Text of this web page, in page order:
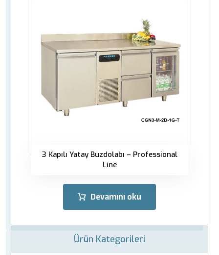
3 Kapılı Yatay Buzdolabı – Professional
Line
Devamını oku
Ürün Kategorileri